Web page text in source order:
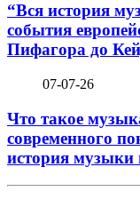
“Вся история
события
Пифагора до
07-07-26
Что такое
современного
история музыки